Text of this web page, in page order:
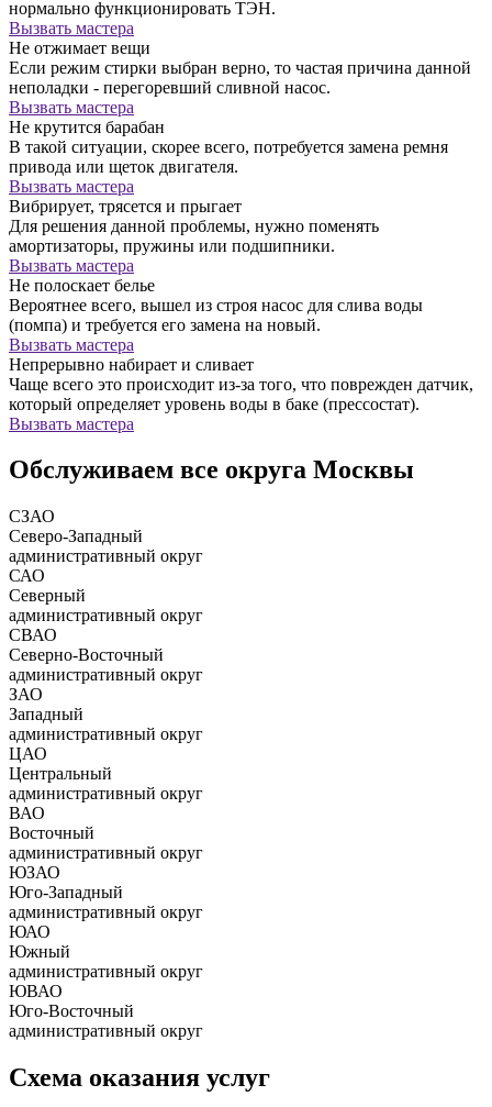
нормально функционировать ТЭН.
Вызвать мастера
Не отжимает вещи
Если режим стирки выбран верно, то частая причина данной
неполадки - перегоревший сливной насос.
Вызвать мастера
Не крутится барабан
В такой ситуации, скорее всего, потребуется замена ремня
привода или щеток двигателя.
Вызвать мастера
Вибрирует, трясется и прыгает
Для решения данной проблемы, нужно поменять
амортизаторы, пружины или подшипники.
Вызвать мастера
Не полоскает белье
Вероятнее всего, вышел из строя насос для слива воды
(помпа) и требуется его замена на новый.
Вызвать мастера
Непрерывно набирает и сливает
Чаще всего это происходит из-за того, что поврежден датчик,
который определяет уровень воды в баке (прессостат).
Вызвать мастера
Обслуживаем все округа Москвы
СЗАО
Северо-Западный
административный округ
САО
Северный
административный округ
СВАО
Северно-Восточный
административный округ
ЗАО
Западный
административный округ
ЦАО
Центральный
административный округ
ВАО
Восточный
административный округ
ЮЗАО
Юго-Западный
административный округ
ЮАО
Южный
административный округ
ЮВАО
Юго-Восточный
административный округ
Схема оказания услуг